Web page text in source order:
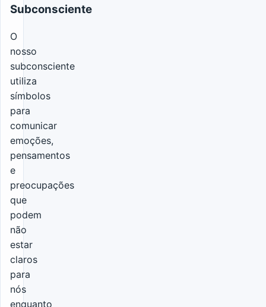
Subconsciente
O
nosso
subconsciente
utiliza
símbolos
para
comunicar
emoções,
pensamentos
e
preocupações
que
podem
não
estar
claros
para
nós
enquanto